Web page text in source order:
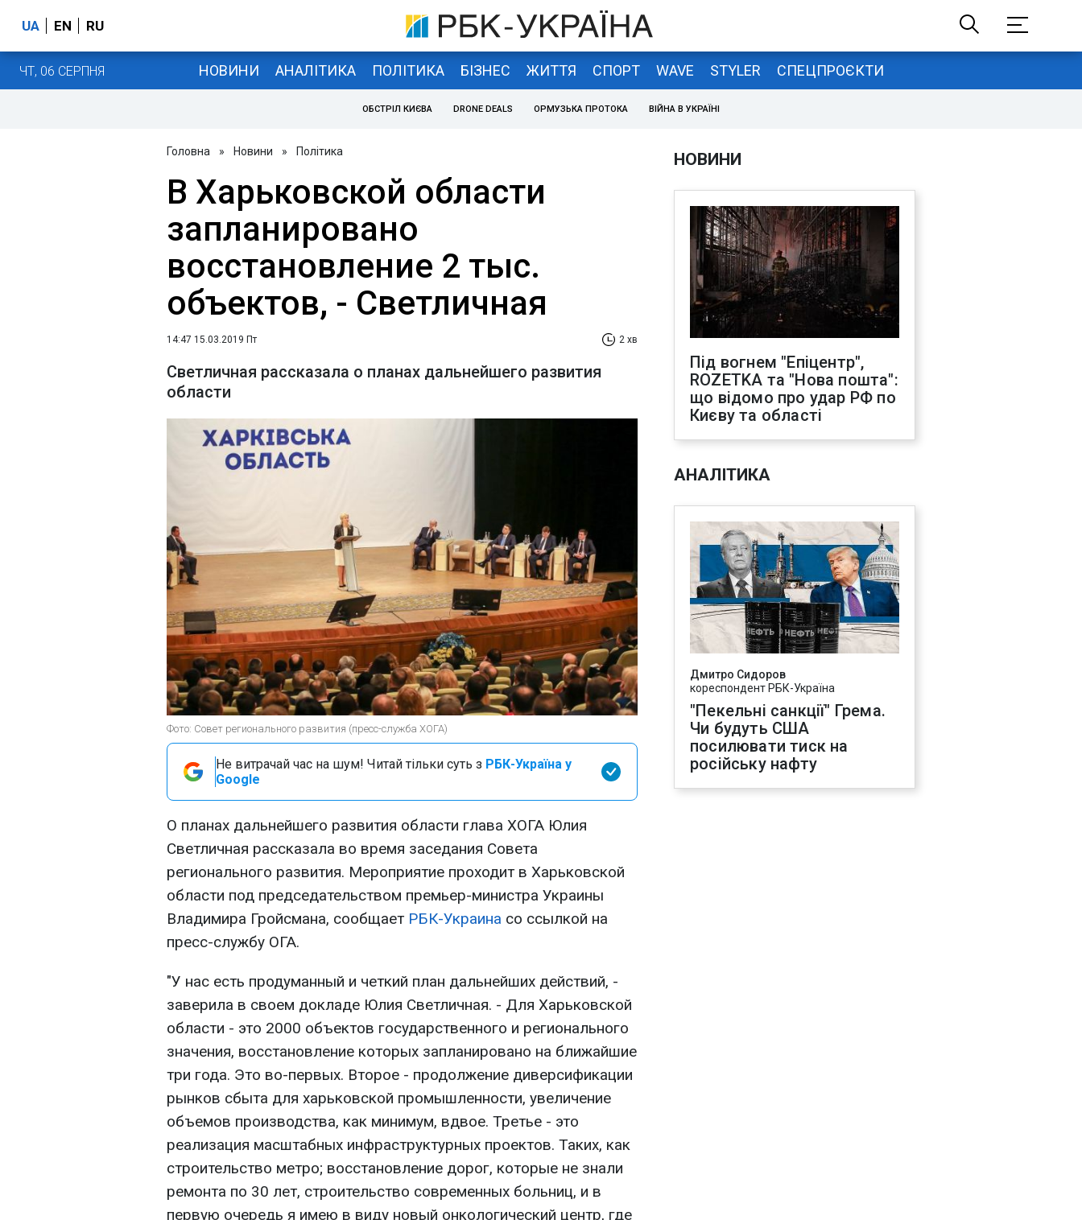
UA EN RU
ЧТ, 06 СЕРПНЯ НОВИНИ АНАЛІТИКА ПОЛІТИКА БІЗНЕС ЖИТТЯ СПОРТ WAVE STYLER СПЕЦПРОЄКТИ
ОБСТРІЛ КИЄВА DRONE DEALS ОРМУЗЬКА ПРОТОКА ВІЙНА В УКРАЇНІ
Головна » Новини » Політика
В Харьковской области
запланировано
восстановление 2 тыс.
объектов, - Светличная
14:47 15.03.2019 Пт 2 хв
Светличная рассказала о планах дальнейшего развития
области
Фото: Совет регионального развития (пресс-служба ХОГА)
Не витрачай час на шум! Читай тільки суть з РБК-Україна у
Google
О планах дальнейшего развития области глава ХОГА Юлия
Светличная рассказала во время заседания Совета
регионального развития. Мероприятие проходит в Харьковской
области под председательством премьер-министра Украины
Владимира Гройсмана, сообщает РБК-Украина со ссылкой на
пресс-службу ОГА.
"У нас есть продуманный и четкий план дальнейших действий, -
заверила в своем докладе Юлия Светличная. - Для Харьковской
области - это 2000 объектов государственного и регионального
значения, восстановление которых запланировано на ближайшие
три года. Это во-первых. Второе - продолжение диверсификации
рынков сбыта для харьковской промышленности, увеличение
объемов производства, как минимум, вдвое. Третье - это
реализация масштабных инфраструктурных проектов. Таких, как
строительство метро; восстановление дорог, которые не знали
ремонта по 30 лет, строительство современных больниц, и в
первую очередь я имею в виду новый онкологический центр, где
НОВИНИ
Під вогнем "Епіцентр",
ROZETKA та "Нова пошта":
що відомо про удар РФ по
Києву та області
АНАЛІТИКА
Дмитро Сидоров
кореспондент РБК-Україна
"Пекельні санкції" Грема.
Чи будуть США
посилювати тиск на
російську нафту